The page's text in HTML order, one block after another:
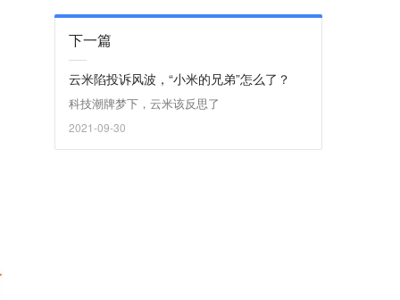
下一篇
云米陷投诉风波，“小米的兄弟”怎么了？
科技潮牌梦下，云米该反思了
2021-09-30